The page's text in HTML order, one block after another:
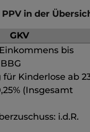
in der
GKV
Einkommens bis
für Kinderlose ab
(Insgesamt
i.d.R.